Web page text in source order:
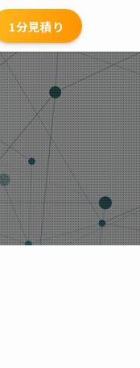
1分見積り